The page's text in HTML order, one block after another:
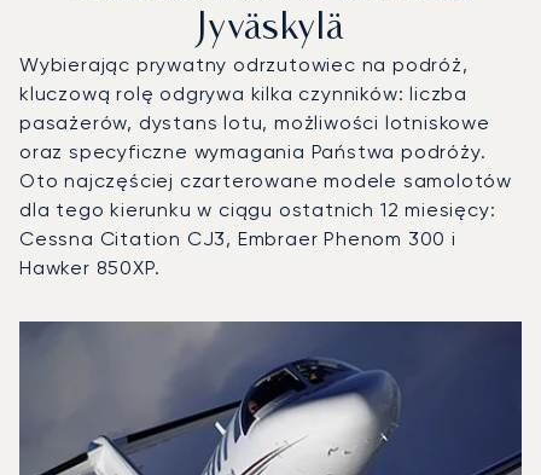
Jyväskylä
Wybierając prywatny odrzutowiec na podróż,
kluczową rolę odgrywa kilka czynników: liczba
pasażerów, dystans lotu, możliwości lotniskowe
oraz specyficzne wymagania Państwa podróży.
Oto najczęściej czarterowane modele samolotów
dla tego kierunku w ciągu ostatnich 12 miesięcy:
Cessna Citation CJ3, Embraer Phenom 300 i
Hawker 850XP.
Model samolotu
Prędkość (węzły)Zasięg (km)